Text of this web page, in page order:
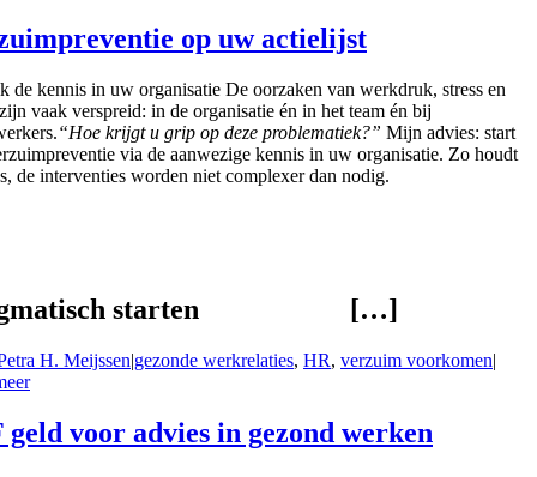
op uw actielijst
de kennis in uw organisatie De oorzaken van werkdruk, stress en
vaak verspreid: in de organisatie én in het team én bij
“Hoe krijgt u grip op deze problematiek?” Mijn advies: start
via de aanwezige kennis in uw organisatie. Zo houdt
de interventies worden niet complexer dan nodig.
starten […]
H. Meijssen|gezonde werkrelaties, HR, verzuim voorkomen|
geld voor advies in gezond werken